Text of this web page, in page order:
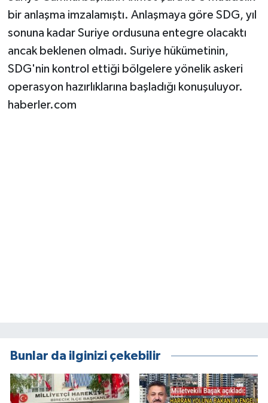
bir anlaşma imzalamıştı. Anlaşmaya göre SDG, yıl
sonuna kadar Suriye ordusuna entegre olacaktı
ancak beklenen olmadı. Suriye hükümetinin,
SDG'nin kontrol ettiği bölgelere yönelik askeri
operasyon hazırlıklarına başladığı konuşuluyor.
haberler.com
Bunlar da ilginizi çekebilir